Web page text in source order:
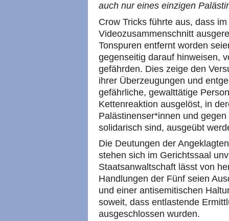
auch nur eines einzigen
Crow Tricks führte aus, dass
Videozusammenschnitt
Tonspuren entfernt worden
gegenseitig darauf hinweisen,
gefährden. Dies zeige den
ihrer Überzeugungen und
gefährliche, gewalttätige
Kettenreaktion ausgelöst, in
Palästinenser*innen und
solidarisch sind, ausgeübt
Die Deutungen der
stehen sich im Gerichtssaal
Staatsanwaltschaft lässt von
Handlungen der Fünf seien
und einer antisemitischen
soweit, dass entlastende
ausgeschlossen wurden.